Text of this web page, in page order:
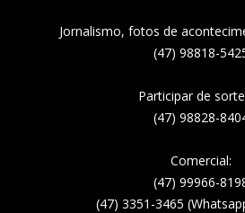
Jornalismo, fotos de
(47) 98818-
Participar de
(47) 98828-
Comercial:
(47) 99966-
(47) 3351-3465